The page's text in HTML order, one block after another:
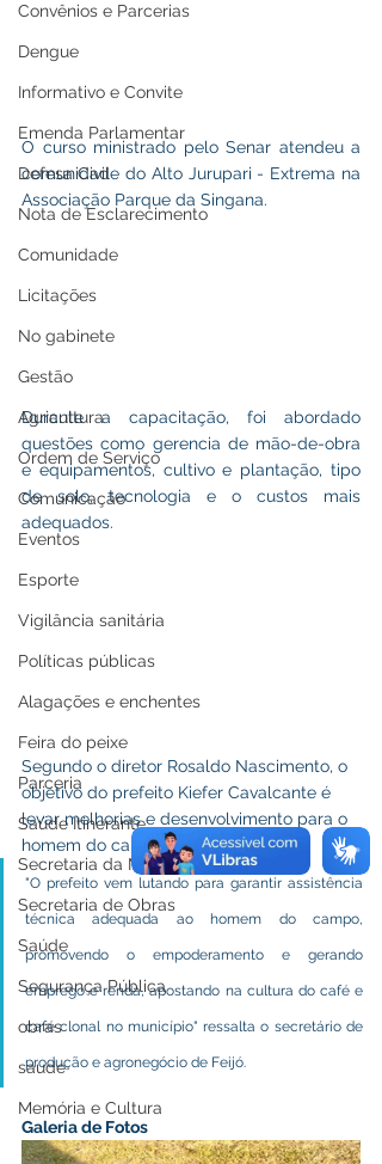
Convênios e Parcerias
Dengue
Informativo e Convite
Emenda Parlamentar
Defesa Civil
Nota de Esclarecimento
Comunidade
Licitações
No gabinete
Gestão
Agricultura
Ordem de Serviço
Comunicação
Eventos
Esporte
Vigilância sanitária
Políticas públicas
Alagações e enchentes
Feira do peixe
Parceria
Saúde Itinerante
Secretaria da Mulher
Secretaria de Obras
Saúde
Segurança Pública
obras
saude
Memória e Cultura
O curso ministrado pelo Senar atendeu a
comunidade do Alto Jurupari - Extrema na
Associação Parque da Singana.
Durante a capacitação, foi abordado
questões como gerencia de mão-de-obra
e equipamentos, cultivo e plantação, tipo
de solo, tecnologia e o custos mais
adequados.
Segundo o diretor Rosaldo Nascimento, o
objetivo do prefeito Kiefer Cavalcante é
levar melhorias e desenvolvimento para o
homem do campo a área rural.
"O prefeito vem lutando para garantir assistência
técnica adequada ao homem do campo,
promovendo o empoderamento e gerando
emprego e renda, apostando na cultura do café e
café clonal no município" ressalta o secretário de
produção e agronegócio de Feijó.
Galeria de Fotos